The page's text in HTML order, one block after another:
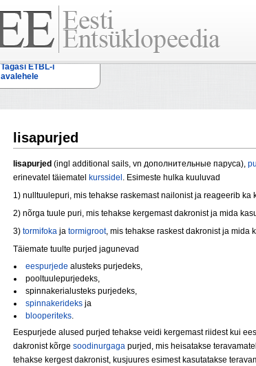
Tagasi ETBL-i
avalehele
lisapurjed
lisapurjed (ingl additional sails, vn дополнительные паруса),
erinevatel täiematel kurssidel . Esimeste hulka kuuluvad
1) nulltuulepuri, mis tehakse raskemast nailonist ja reageerib
2) nõrga tuule puri, mis tehakse kergemast dakronist ja mida
3) tormifoka ja tormigroot, mis tehakse raskest dakronist ja mida
Täiemate tuulte purjed jagunevad
eespurjede alusteks purjedeks,
pooltuulepurjedeks,
spinnakerialusteks purjedeks,
spinnakerideks ja
blooperiteks.
Eespurjede alused purjed tehakse veidi kergemast riidest kui
dakronist kõrge soodinurgaga purjed, mis heisatakse
tehakse kergest dakronist, kusjuures esimest kasutatakse